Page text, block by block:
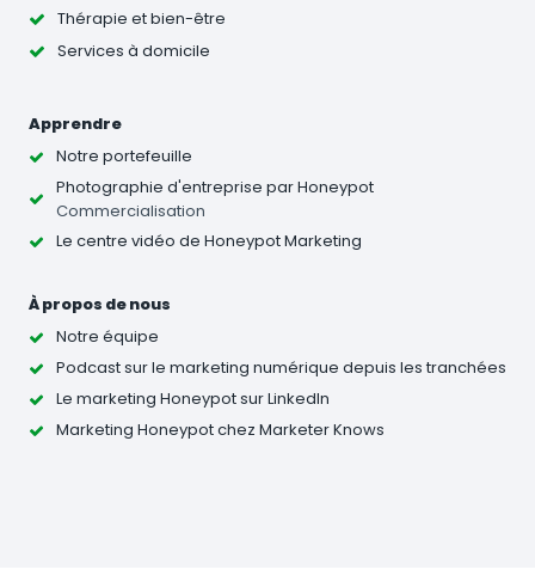
Thérapie et bien-être
Services à domicile
Apprendre
Notre portefeuille
Photographie d'entreprise par Honeypot
Commercialisation
Le centre vidéo de Honeypot Marketing
À propos de nous
Notre équipe
Podcast sur le marketing numérique depuis les tranchées
Le marketing Honeypot sur LinkedIn
Marketing Honeypot chez Marketer Knows